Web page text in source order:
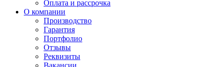
Оплата и рассрочка
О компании
Производство
Гарантия
Портфолио
Отзывы
Реквизиты
Вакансии